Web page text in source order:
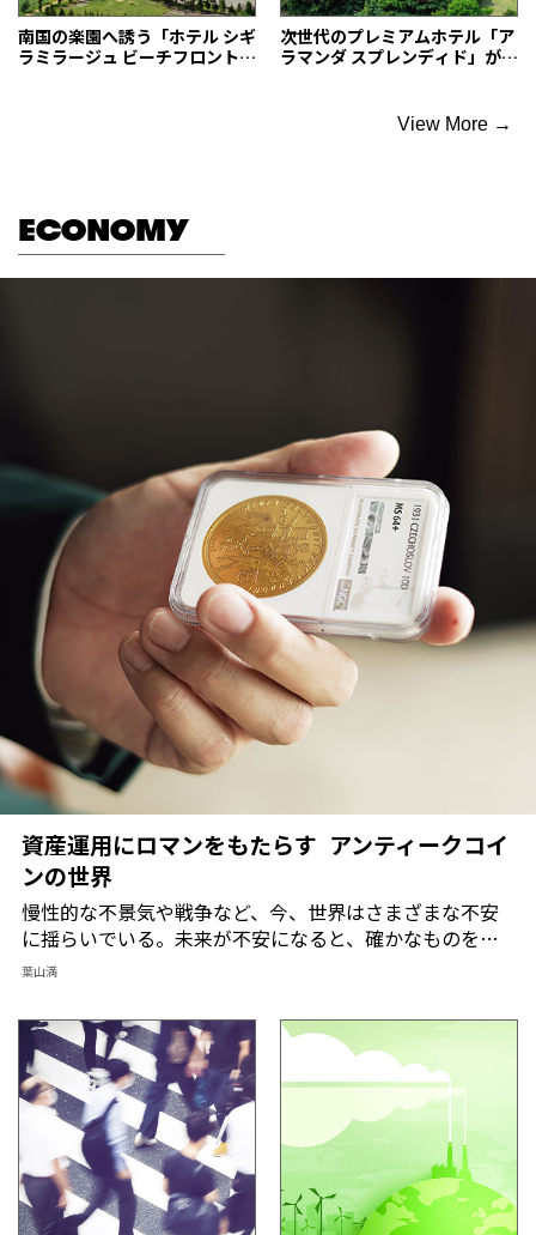
南国の楽園へ誘う「ホテル シギ
ラミラージュ ビーチフロント」
次世代のプレミアムホテル「ア
ラマンダ スプレンディド」が待
View More →
ECONOMY
資産運用にロマンをもたらす アンティークコイ
ンの世界
慢性的な不景気や戦争など、今、世界はさまざまな不安
に揺らいでいる。未来が不安になると、確かなものをつ
かみたくなる。それは投資家も同じことだ。現物資産と
葉山満氏が語る。
葉山満